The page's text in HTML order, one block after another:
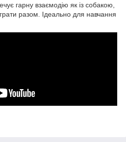
гарну взаємодію як із собакою,
разом. Ідеально для навчання